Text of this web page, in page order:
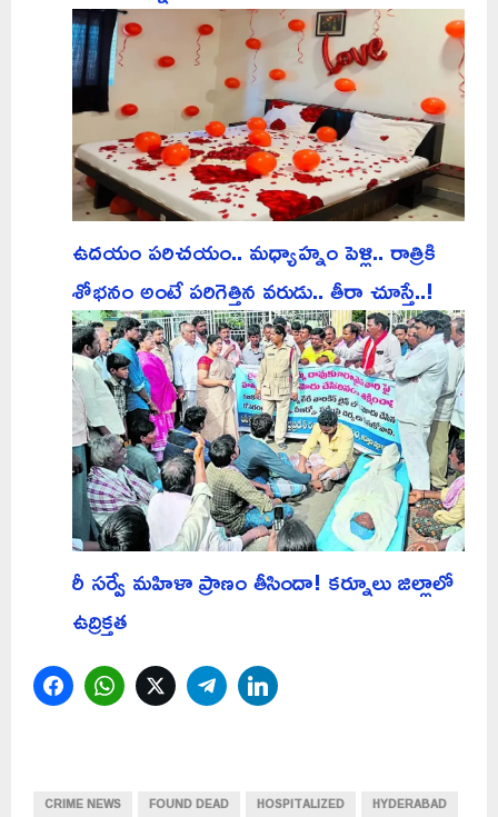
ఉదయం పరిచయం.. మధ్యాహ్నం పెళ్లి.. రాత్రికి
శోభనం అంటే పరిగెత్తిన వరుడు.. తీరా చూస్తే..!
రీ సర్వే మహిళా ప్రాణం తీసిందా! కర్నూలు జిల్లాలో
ఉద్రిక్తత
FacebookWhatsAppTwitterTelegram
CRIME NEWS FOUND DEAD HOSPITALIZED
HYDERABAD